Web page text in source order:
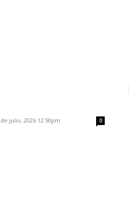
de julio, 2026 12:50pm 0